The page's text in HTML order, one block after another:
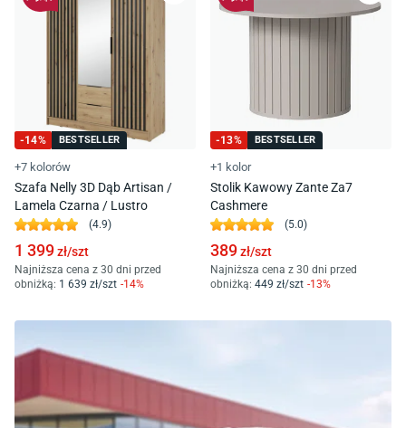
-14% BESTSELLER
+7 kolorów
Szafa Nelly 3D Dąb Artisan /
Lamela Czarna / Lustro
(4.9)
1 399zł/szt
Najniższa cena z 30 dni przed
obniżką: 1 639 zł/szt -14%
-13% BESTSELLER
+1 kolor
Stolik Kawowy Zante Za7
Cashmere
(5.0)
389zł/szt
Najniższa cena z 30 dni przed
obniżką: 449 zł/szt -13%